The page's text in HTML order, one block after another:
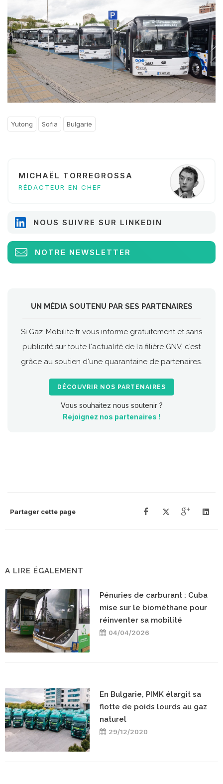
Yutong Sofia Bulgarie
MICHAËL TORREGROSSA
RÉDACTEUR EN CHEF
NOUS SUIVRE SUR LINKEDIN
NOTRE NEWSLETTER
UN MÉDIA SOUTENU PAR SES PARTENAIRES
Si Gaz-Mobilite.fr vous informe gratuitement et sans
publicité sur toute l'actualité de la filière GNV, c'est
grâce au soutien d'une quarantaine de partenaires.
DÉCOUVRIR NOS PARTENAIRES
Vous souhaitez nous soutenir ?
Rejoignez nos partenaires !
Partager cette page
A LIRE ÉGALEMENT
Pénuries de carburant : Cuba
mise sur le biométhane pour
réinventer sa mobilité
04/04/2026
En Bulgarie, PIMK élargit sa
flotte de poids lourds au gaz
naturel
29/12/2020